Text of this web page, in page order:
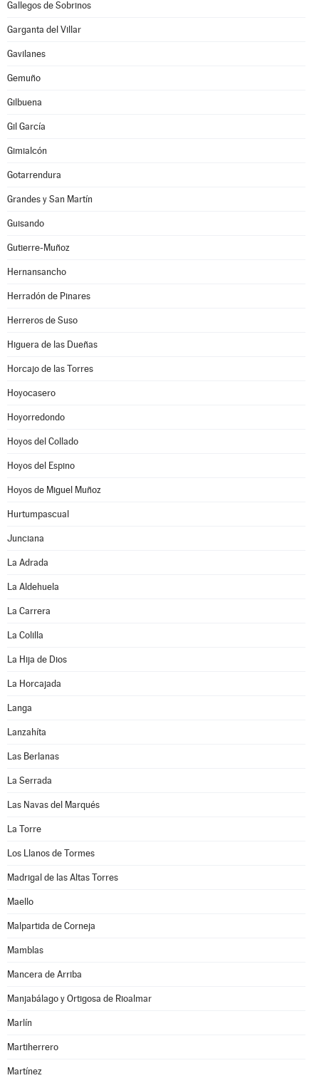
Gallegos de Sobrinos
Garganta del Villar
Gavilanes
Gemuño
Gilbuena
Gil García
Gimialcón
Gotarrendura
Grandes y San Martín
Guisando
Gutierre-Muñoz
Hernansancho
Herradón de Pinares
Herreros de Suso
Higuera de las Dueñas
Horcajo de las Torres
Hoyocasero
Hoyorredondo
Hoyos del Collado
Hoyos del Espino
Hoyos de Miguel Muñoz
Hurtumpascual
Junciana
La Adrada
La Aldehuela
La Carrera
La Colilla
La Hija de Dios
La Horcajada
Langa
Lanzahíta
Las Berlanas
La Serrada
Las Navas del Marqués
La Torre
Los Llanos de Tormes
Madrigal de las Altas Torres
Maello
Malpartida de Corneja
Mamblas
Mancera de Arriba
Manjabálago y Ortigosa de Rioalmar
Marlín
Martiherrero
Martínez